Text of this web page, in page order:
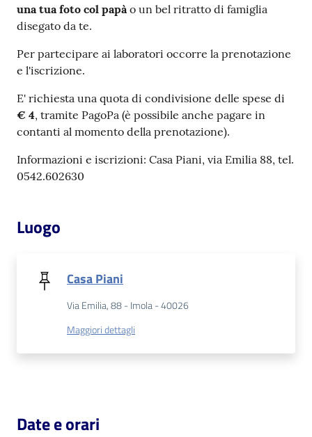
Casa
storico
Decentrate
Patto
lettura
Seguici
una tua foto col papào un bel ritratto di famiglia
disegato da te.
Per partecipare ai laboratori occorre la prenotazione
e l'iscrizione.
E' richiesta una quota di condivisione delle spese di
€ 4, tramite PagoPa (è possibile anche pagare in
contanti al momento della prenotazione).
Informazioni e iscrizioni: Casa Piani, via Emilia 88, tel.
0542.602630
Luogo
Casa Piani
Via Emilia, 88 - Imola - 40026
Maggiori dettagli
Date e orari